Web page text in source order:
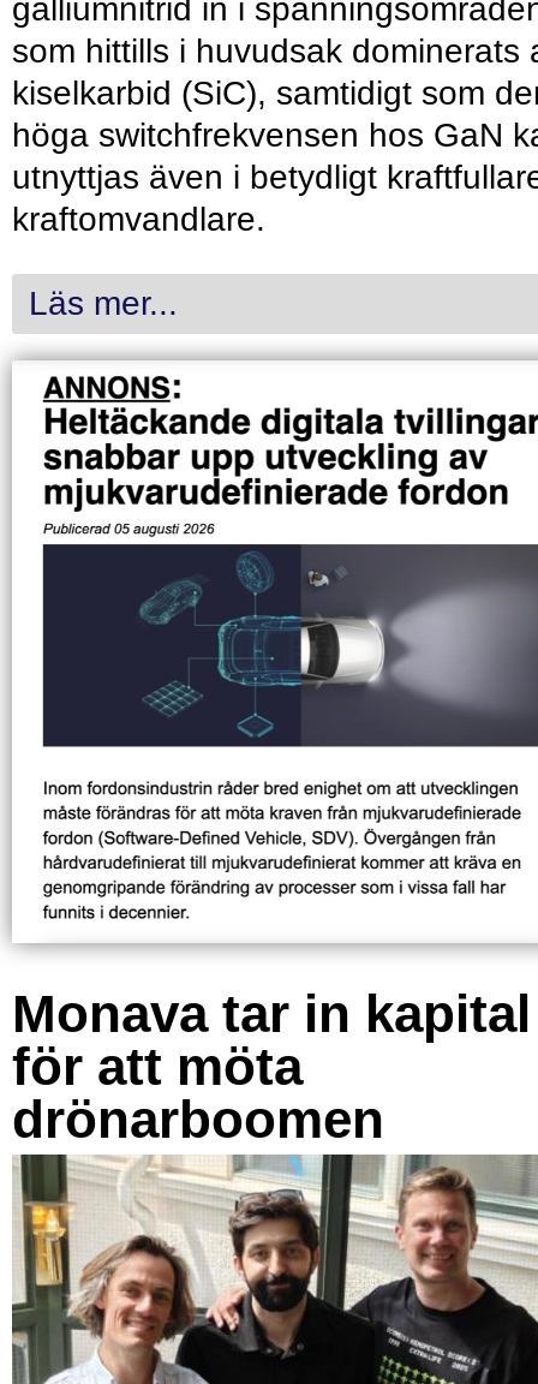
galliumnitrid in i
som hittills i huvudsak dominerats
kiselkarbid (SiC), samtidigt som
höga switchfrekvensen hos GaN
utnyttjas även i betydligt
kraftomvandlare.
Läs mer...
Monava tar in kapital
för att möta
drönarboomen